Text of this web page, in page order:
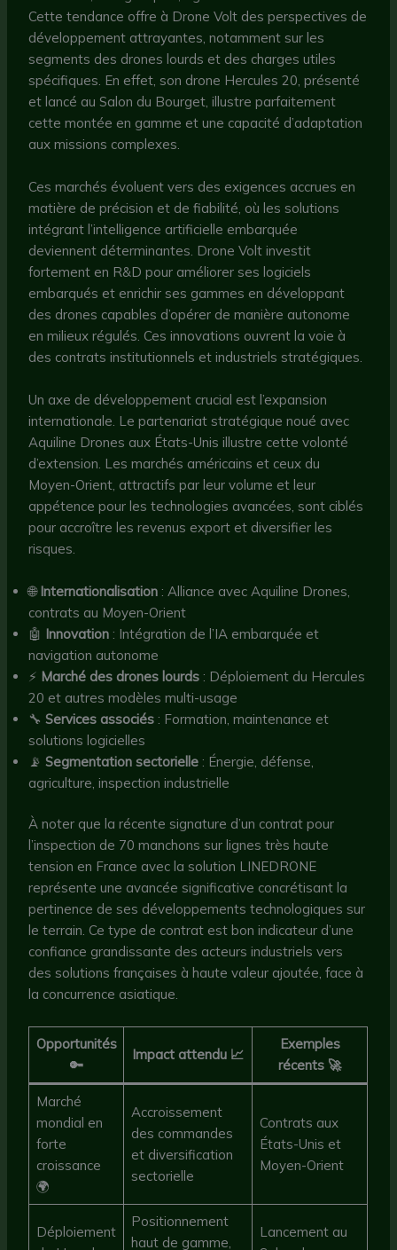
Cette tendance offre à Drone Volt des perspectives de
développement attrayantes, notamment sur les
segments des drones lourds et des charges utiles
spécifiques. En effet, son drone Hercules 20, présenté
et lancé au Salon du Bourget, illustre parfaitement
cette montée en gamme et une capacité d’adaptation
aux missions complexes.
Ces marchés évoluent vers des exigences accrues en
matière de précision et de fiabilité, où les solutions
intégrant l’intelligence artificielle embarquée
deviennent déterminantes. Drone Volt investit
fortement en R&D pour améliorer ses logiciels
embarqués et enrichir ses gammes en développant
des drones capables d’opérer de manière autonome
en milieux régulés. Ces innovations ouvrent la voie à
des contrats institutionnels et industriels stratégiques.
Un axe de développement crucial est l’expansion
internationale. Le partenariat stratégique noué avec
Aquiline Drones aux États-Unis illustre cette volonté
d’extension. Les marchés américains et ceux du
Moyen-Orient, attractifs par leur volume et leur
appétence pour les technologies avancées, sont ciblés
pour accroître les revenus export et diversifier les
risques.
🌐Internationalisation : Alliance avec Aquiline Drones,
contrats au Moyen-Orient
🤖 Innovation : Intégration de l’IA embarquée et
navigation autonome
⚡ Marché des drones lourds : Déploiement du Hercules
20 et autres modèles multi-usage
🔧Services associés : Formation, maintenance et
solutions logicielles
📡Segmentation sectorielle : Énergie, défense,
agriculture, inspection industrielle
À noter que la récente signature d’un contrat pour
l’inspection de 70 manchons sur lignes très haute
tension en France avec la solution LINEDRONE
représente une avancée significative concrétisant la
pertinence de ses développements technologiques sur
le terrain. Ce type de contrat est bon indicateur d’une
confiance grandissante des acteurs industriels vers
des solutions françaises à haute valeur ajoutée, face à
la concurrence asiatique.
Opportunités
🔑
Impact attendu 📈
Exemples
récents 🚀
Marché
mondial en
forte
croissance
🌍
Accroissement
des commandes
et diversification
sectorielle
Contrats aux
États-Unis et
Moyen-Orient
Déploiement
Positionnement
haut de gamme,
Lancement au